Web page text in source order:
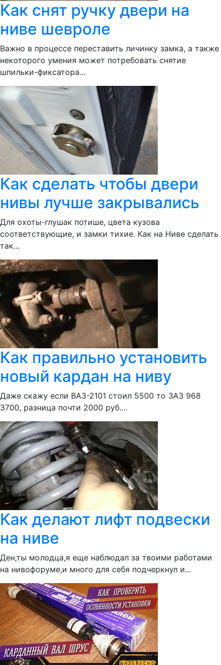
Как снят ручку двери на
ниве шевроле
Важно в процессе переставить личинку замка, а также
некоторого умения может потребовать снятие
шпильки-фиксатора...
Как сделать чтобы двери
нивы лучше закрывались
Для охоты-глушак потише, цвета кузова
соответствующие, и замки тихие. Как на Ниве сделать
так...
Как правильно установить
новый кардан на ниву
Даже скажу если ВАЗ-2101 стоил 5500 то ЗАЗ 968
3700, разница почти 2000 руб....
Как делают лифт подвески
на ниве
Ден,ты молодца,я еще наблюдал за твоими работами
на нивофоруме,и много для себя подчеркнул и...